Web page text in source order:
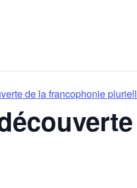
de la francophonie